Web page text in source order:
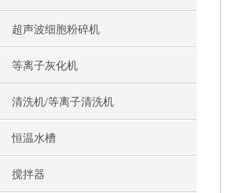
超声波细胞粉碎机
等离子灰化机
清洗机/等离子清洗机
恒温水槽
搅拌器